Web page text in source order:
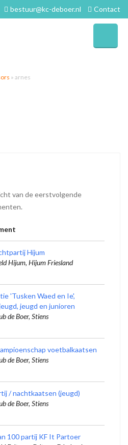
bestuur@kc-deboer.nl Contact
» arnes
van de eerstvolgende
Hijum
Hijum, Hijum Friesland
'Tusken Waed en Ie',
jeugd en junioren
de Boer, Stiens
voetbalkaatsen
de Boer, Stiens
/ nachtkaatsen (jeugd)
de Boer, Stiens
100 partij KF It Partoer